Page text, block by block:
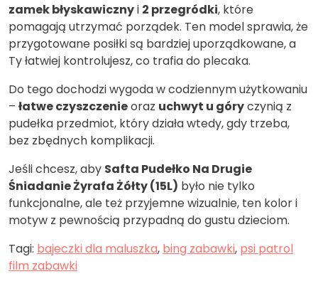
zamek błyskawicznyi 2 przegródki, które
pomagają utrzymać porządek. Ten model sprawia, że
przygotowane posiłki są bardziej uporządkowane, a
Ty łatwiej kontrolujesz, co trafia do plecaka.
Do tego dochodzi wygoda w codziennym użytkowaniu
– łatwe czyszczenieoraz uchwyt u góryczynią z
pudełka przedmiot, który działa wtedy, gdy trzeba,
bez zbędnych komplikacji.
Jeśli chcesz, aby Safta Pudełko Na Drugie
Śniadanie Żyrafa Żółty (15L) było nie tylko
funkcjonalne, ale też przyjemne wizualnie, ten kolor i
motyw z pewnością przypadną do gustu dzieciom.
Tagi: bajeczki dla maluszka, bing zabawki, psi patrol
film zabawki